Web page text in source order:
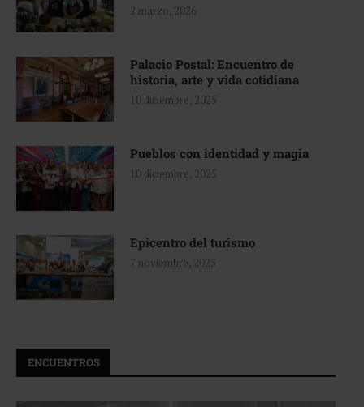
2 marzo, 2026
Palacio Postal: Encuentro de
historia, arte y vida cotidiana
10 diciembre, 2025
Pueblos con identidad y magia
10 diciembre, 2025
Epicentro del turismo
7 noviembre, 2025
ENCUENTROS